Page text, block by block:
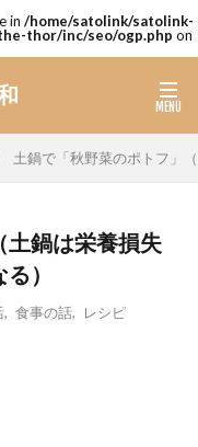
in /home/satolink/satolink-
thor/inc/seo/ogp.php on
土鍋で「秋野菜のポトフ」
土鍋は栄養損失
）
食事の話 レシピ